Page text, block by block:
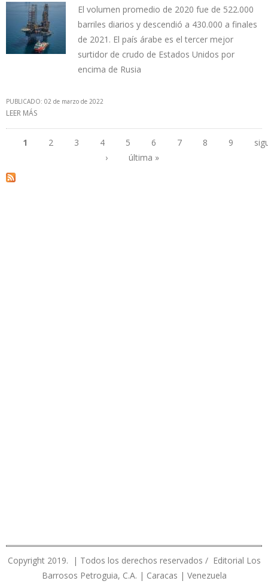
El volumen promedio de 2020 fue de 522.000
barriles diarios y descendió a 430.000 a finales
de 2021. El país árabe es el tercer mejor
surtidor de crudo de Estados Unidos por
encima de Rusia
PUBLICADO: 02 de marzo de 2022
LEER MÁS
Páginas
1 2 3 4 5 6 7 8 9
›
última »
Copyright 2019. | Todos los derechos reservados / Editorial Los
Barrosos Petroguia, C.A. | Caracas | Venezuela